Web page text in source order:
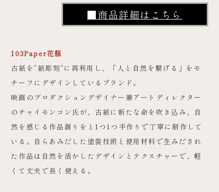
■商品詳細はこちら
103Paper花瓶
古紙を“紙彫刻”に再利用し、「人と自然を繋げる」をモ
チーフにデザインしているブランド。
映画のプロダクションデザイナー兼アートディレクター
のチャイモンコン氏が、古紙に新たな命を吹き込み、自
然を感じる作品創りをと1つ1つ手作りで丁寧に制作して
いる。自らあみだした塗装技術と使用材料で生みだされ
た作品は自然を活かしたデザインとテクスチャーで、軽
くて丈夫で長く使える。